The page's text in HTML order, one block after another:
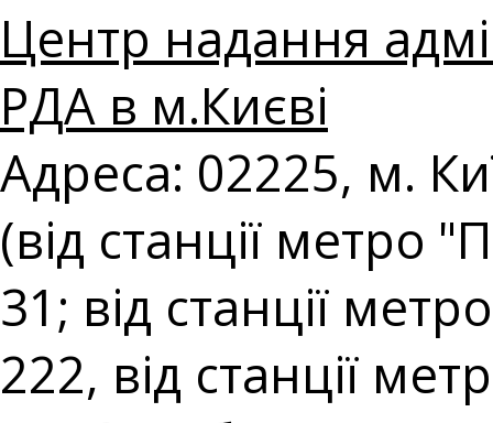
Центр надання
РДА в м.Києві
Адреса: 02225, м.
(від станції метро
31; від станції
222, від станції